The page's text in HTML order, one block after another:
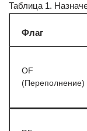
Таблица 1.
Флаг
OF
(Переполнение)